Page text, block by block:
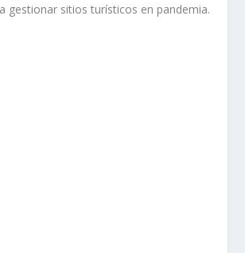
gestionar sitios turísticos en pandemia.